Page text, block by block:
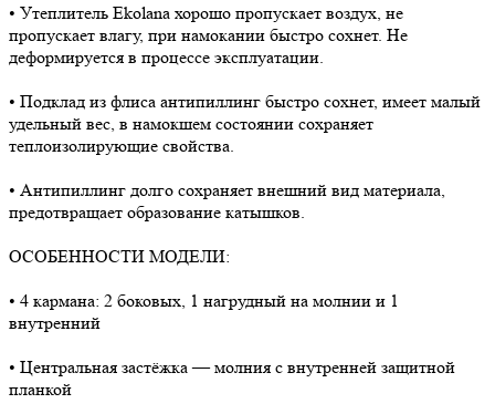
• Утеплитель Ekolana хорошо пропускает воздух, не
пропускает влагу, при намокании быстро сохнет. Не
деформируется в процессе эксплуатации.
• Подклад из флиса антипиллинг быстро сохнет, имеет малый
удельный вес, в намокшем состоянии сохраняет
теплоизолирующие свойства.
• Антипиллинг долго сохраняет внешний вид материала,
предотвращает образование катышков.
ОСОБЕННОСТИ МОДЕЛИ:
• 4 кармана: 2 боковых, 1 нагрудный на молнии и 1
внутренний
• Центральная застёжка — молния с внутренней защитной
планкой